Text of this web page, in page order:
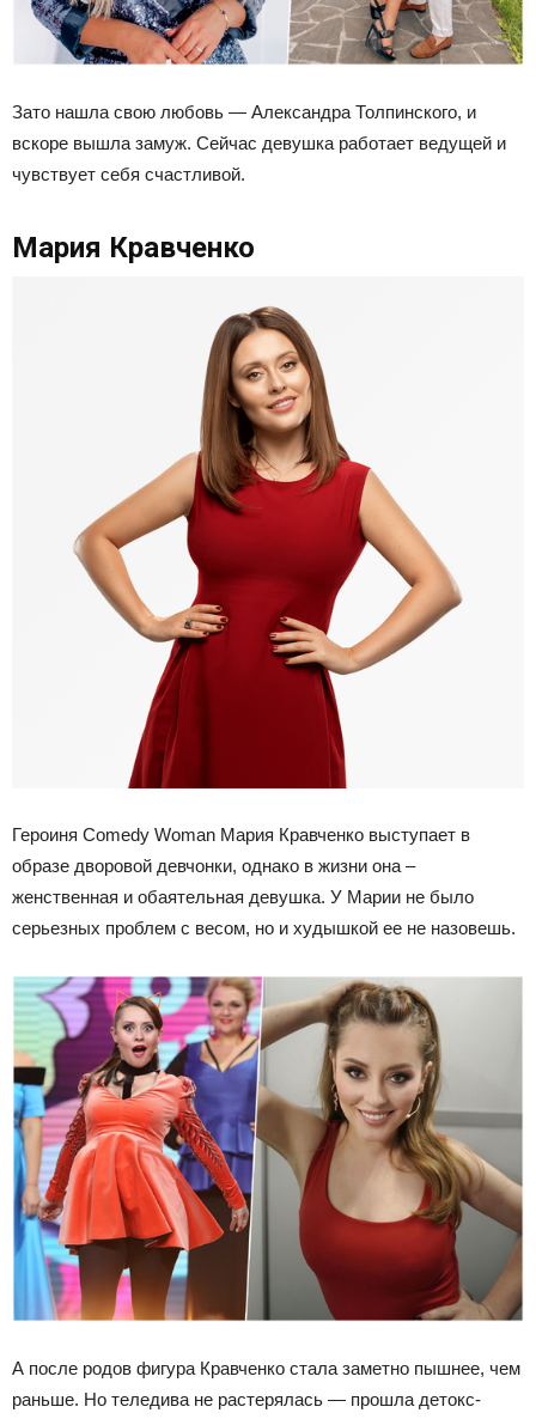
Зато нашла свою любовь — Александра Толпинского, и
вскоре вышла замуж. Сейчас девушка работает ведущей и
чувствует себя счастливой.
Мария Кравченко
Героиня Comedy Woman Мария Кравченко выступает в
образе дворовой девчонки, однако в жизни она –
женственная и обаятельная девушка. У Марии не было
серьезных проблем с весом, но и худышкой ее не назовешь.
А после родов фигура Кравченко стала заметно пышнее, чем
раньше. Но теледива не растерялась — прошла детокс-